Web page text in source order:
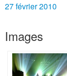
27 février 2010
Images